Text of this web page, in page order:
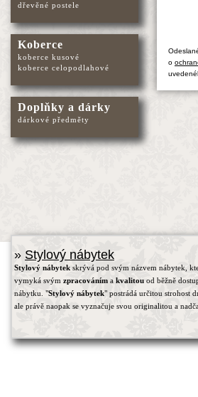
o
dřevěné postele
Koberce
koberce kusové
koberce celopodlahové
Doplňky a dárky
dárkové předměty
» Stylový nábytek
Stylový nábytek skrývá pod svým názvem nábytek,
vymyká svým zpracováním a kvalitou od běžně
nábytku. "Stylový nábytek" postrádá určitou strohost
ale právě naopak se vyznačuje svou originalitou a